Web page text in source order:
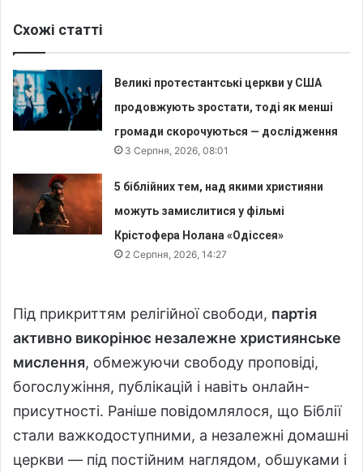
Схожі статті
Великі протестантські церкви у США
продовжують зростати, тоді як менші
громади скорочуються — дослідження
3 Серпня, 2026, 08:01
5 біблійних тем, над якими християни
можуть замислитися у фільмі
Крістофера Нолана «Одіссея»
2 Серпня, 2026, 14:27
Під прикриттям релігійної свободи, партія
активно викорінює незалежне християнське
мислення, обмежуючи свободу проповіді,
богослужіння, публікацій і навіть онлайн-
присутності. Раніше повідомлялося, що Біблії
стали важкодоступними, а незалежні домашні
церкви — під постійним наглядом, обшуками і